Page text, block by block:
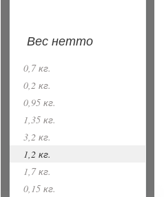
Вес нетто
0,7 кг.
0,2 кг.
0,95 кг.
1,35 кг.
3,2 кг.
1,2 кг.
1,7 кг.
0,15 кг.